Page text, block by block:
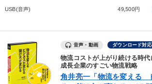
USB(音声) 49,500円
音声・動画 ダウンロード対応
物流コストが上がり続ける時
成長企業のすごい物流戦略
角井亮一「物流を変える